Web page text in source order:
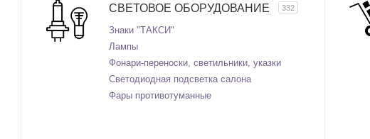
СВЕТОВОЕ ОБОРУДОВАНИЕ 332
Знаки "ТАКСИ"
Лампы
Фонари-переноски, светильники, указки
Светодиодная подсветка салона
Фары противотуманные